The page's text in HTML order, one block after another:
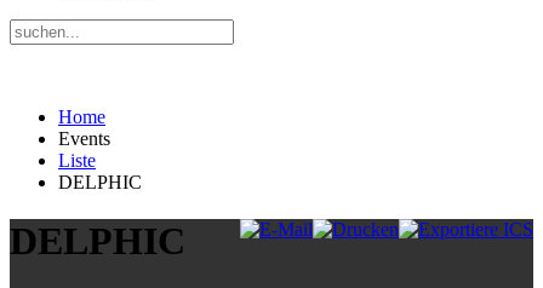
Home
Events
Liste
DELPHIC
DELPHIC